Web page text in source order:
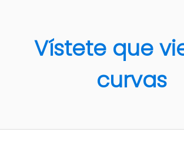
Vístete que
curvas